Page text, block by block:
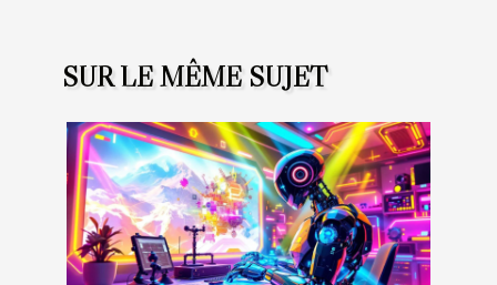
SUR LE MÊME SUJET